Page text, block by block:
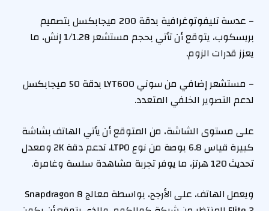
– عدسة تليفوتوغرافية بدقة 200 ميجابكسل بتصميم
بريسكوب، يتوقع أن تأتي بحجم مستشعر 1/1.28 إنش، ما
يعزز قدرات الزوم.
– مستشعر إضافي من سوني LYT600 بدقة 50 ميجابكسل
لدعم التصوير الخلفي المتعدد.
على مستوى الشاشة، من المتوقع أن يأتي الهاتف بشاشة
كبيرة قياس 6.8 بوصة من نوع LTPO، تدعم دقة 2K ومعدل
تحديث 120 هرتز، ما يوفر تجربة مشاهدة سلسة وغامرة.
ويعمل الهاتف، على الأرجح، بواسطة معالج Snapdragon 8